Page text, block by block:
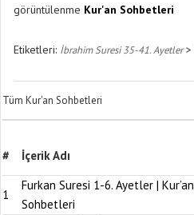
görüntülenme Kur'an Sohbetleri
Etiketleri: İbrahim Suresi 35-41. Ayetler>
Tüm Kur'an Sohbetleri
# İçerik Adı
1
Furkan Suresi 1-6. Ayetler | Kur’an
Sohbetleri